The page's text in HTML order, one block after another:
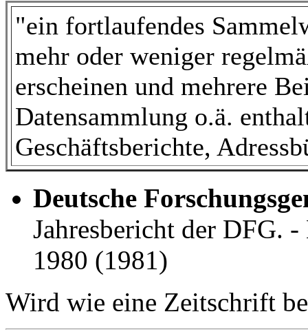
"ein fortlaufendes
mehr oder weniger
erscheinen und mehrere
Datensammlung o.ä.
Geschäftsberichte,
Deutsche
Jahresbericht der DFG.
1980 (1981)
Wird wie eine Zeitschrift